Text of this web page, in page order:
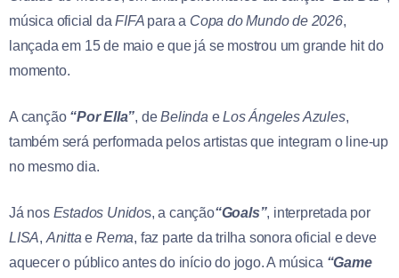
música oficial daFIFA para a Copa do Mundo de 2026,
lançada em 15 de maio e que já se mostrou um grande hit do
momento.
A canção “Por Ella”, deBelinda eLos Ángeles Azules,
também será performada pelos artistas que integram o line-up
no mesmo dia.
Já nos Estados Unidos, a canção“Goals”, interpretada por
LISA, AnittaeRema, faz parte da trilha sonora oficial e deve
aquecer o público antes do início do jogo. A música “Game